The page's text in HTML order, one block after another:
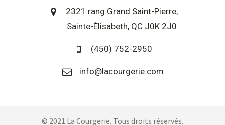
2321 rang Grand Saint-Pierre,
Sainte-Élisabeth, QC J0K 2J0
(450) 752-2950
info@lacourgerie.com
© 2021 La Courgerie. Tous droits réservés.